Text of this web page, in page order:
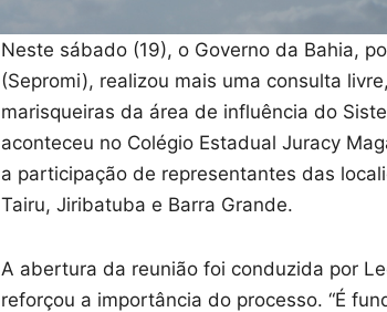
Neste sábado (19), o Governo da Bahia,
(Sepromi), realizou mais uma consulta
marisqueiras da área de influência do
aconteceu no Colégio Estadual Juracy
a participação de representantes das
Tairu, Jiribatuba e Barra Grande.
A abertura da reunião foi conduzida por
reforçou a importância do processo. “É